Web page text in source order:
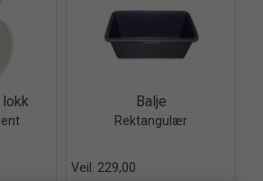
View+ Quick View+
Balje
Rektangulær
Veil. 229,00